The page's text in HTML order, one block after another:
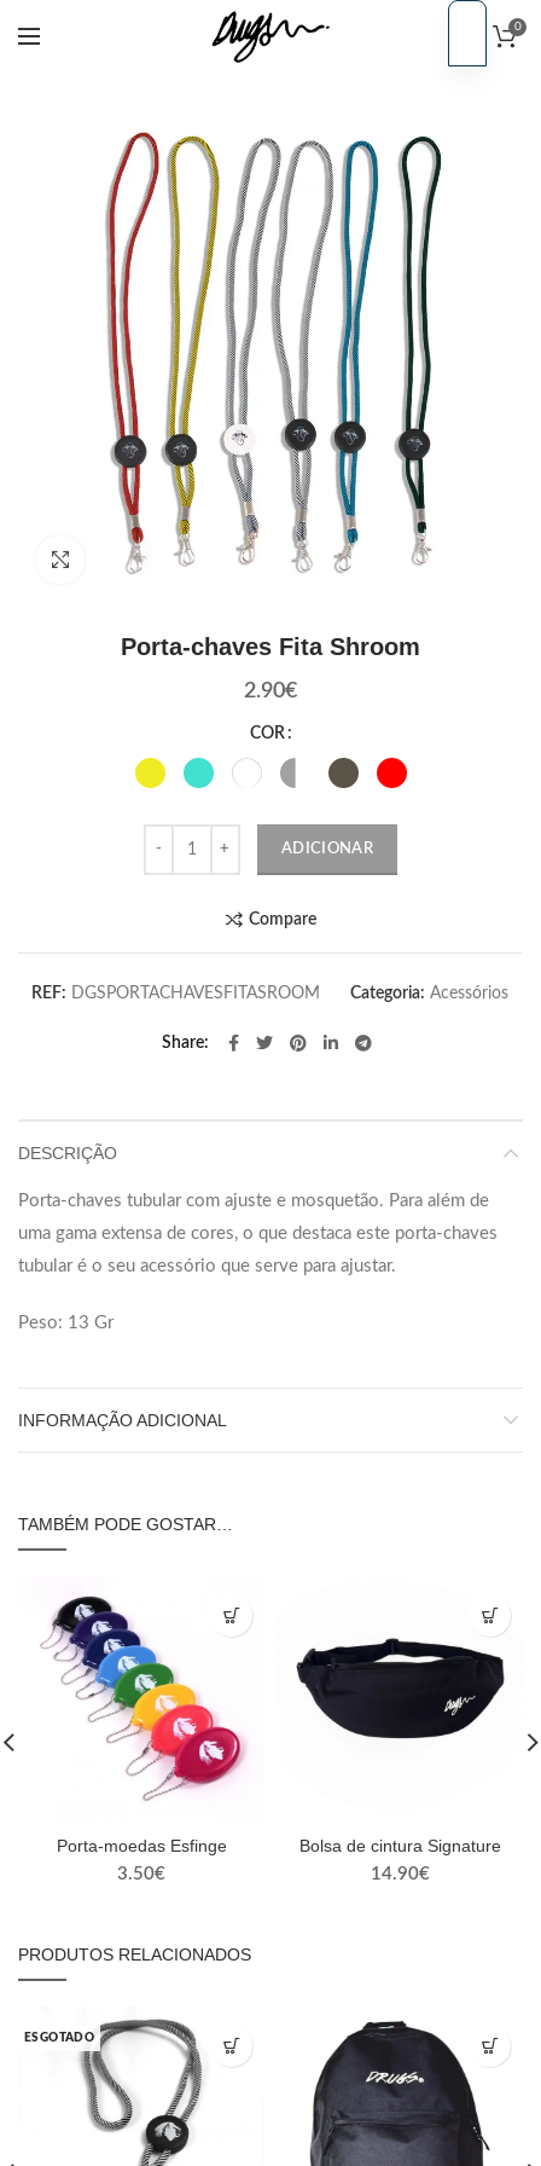
0
Click to enlarge
Porta-chaves Fita Shroom
2.90€
COR
ADICIONAR
Compare
REF: DGSPORTACHAVESFITASROOM Categoria: Acessórios
Share
DESCRIÇÃO
Porta-chaves tubular com ajuste e mosquetão. Para além de
uma gama extensa de cores, o que destaca este porta-chaves
tubular é o seu acessório que serve para ajustar.
Peso: 13 Gr
INFORMAÇÃO ADICIONAL
TAMBÉM PODE GOSTAR…
Porta-moedas Esfinge
3.50€
Bolsa de cintura Signature
14.90€
PRODUTOS RELACIONADOS
ESGOTADO
EN